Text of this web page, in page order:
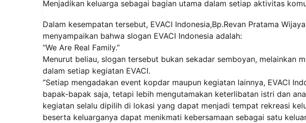
Menjadikan keluarga sebagai bagian utama dalam setiap aktivitas
Dalam kesempatan tersebut, EVACI Indonesia,Bp.Revan Pratama
menyampaikan bahwa slogan EVACI Indonesia adalah:
“We Are Real Family.”
Menurut beliau, slogan tersebut bukan sekadar semboyan, melainkan
dalam setiap kegiatan EVACI.
“Setiap mengadakan event kopdar maupun kegiatan lainnya, EVACI
bapak-bapak saja, tetapi lebih mengutamakan keterlibatan istri dan
kegiatan selalu dipilih di lokasi yang dapat menjadi tempat rekreasi
beserta keluarganya dapat menikmati kebersamaan sebagai satu